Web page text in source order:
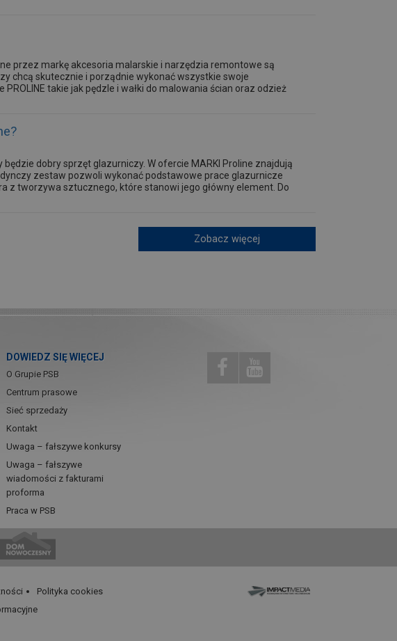
przez markę akcesoria malarskie i narzędzia remontowe są
chcą skutecznie i porządnie wykonać wszystkie swoje
takie jak pędzle i wałki do malowania ścian oraz odzież
dobry sprzęt glazurniczy. W ofercie MARKI Proline znajdują
zestaw pozwoli wykonać podstawowe prace glazurnicze
z tworzywa sztucznego, które stanowi jego główny element. Do
Zobacz więcej
DOWIEDZ SIĘ WIĘCEJ
O Grupie PSB
Centrum prasowe
Sieć sprzedaży
Kontakt
Uwaga – fałszywe konkursy
Uwaga – fałszywe
wiadomości z fakturami
proforma
Praca w PSB
Polityka cookies